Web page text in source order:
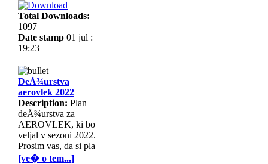
Total Downloads:
1097
Date stamp 01 jul :
19:23
DeÅ¾urstva
aerovlek 2022
Description: Plan
deÅ¾urstva za
AEROVLEK, ki bo
veljal v sezoni 2022.
Prosim vas, da si pla
[ve� o tem...]